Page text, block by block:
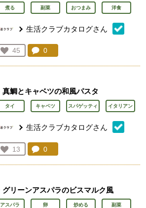
煮る 副菜 おつまみ 洋食
生活クラブカタログさん
お気に入り登録：
45
人が登録
コメント：
0
真鯛とキャベツの和風パスタ
タイ キャベツ スパゲッティ イタリアン
生活クラブカタログさん
お気に入り登録：
13
人が登録
コメント：
0
グリーンアスパラのビスマルク風
アスパラ 卵 炒める 副菜